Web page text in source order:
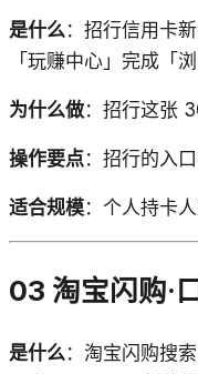
是什么：招行信用卡
「玩赚中心」完成「
为什么做：招行这张
操作要点：招行的入
适合规模：个人持卡
03 淘宝闪购·
是什么：淘宝闪购搜